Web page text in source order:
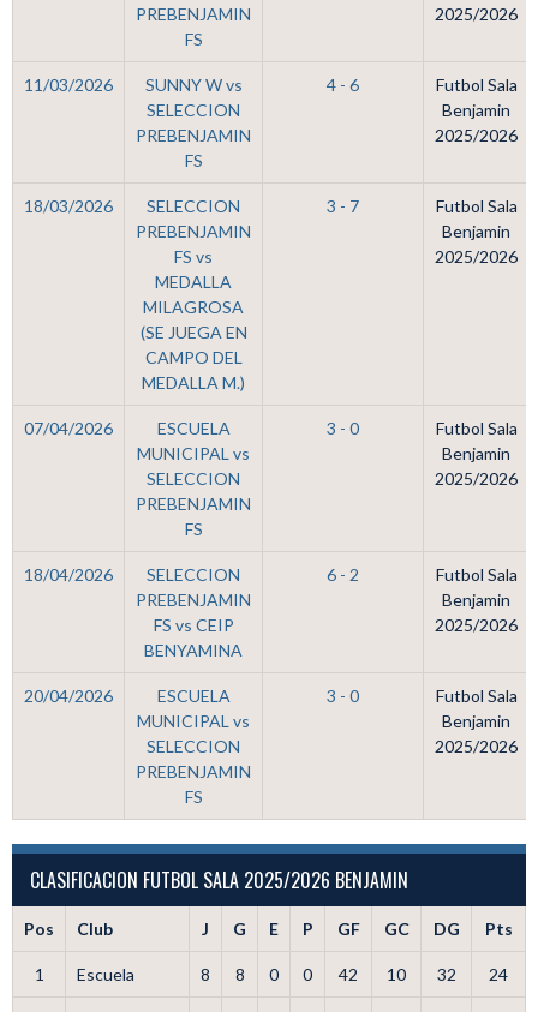
PREBENJAMIN
FS
2025/2026
11/03/2026
SUNNY W vs
SELECCION
PREBENJAMIN
FS
4 - 6
Futbol Sala
Benjamin
2025/2026
18/03/2026
SELECCION
PREBENJAMIN
FS vs
MEDALLA
MILAGROSA
(SE JUEGA EN
CAMPO DEL
MEDALLA M.)
3 - 7
Futbol Sala
Benjamin
2025/2026
07/04/2026
ESCUELA
MUNICIPAL vs
SELECCION
PREBENJAMIN
FS
3 - 0
Futbol Sala
Benjamin
2025/2026
18/04/2026
SELECCION
PREBENJAMIN
FS vs CEIP
BENYAMINA
6 - 2
Futbol Sala
Benjamin
2025/2026
20/04/2026
ESCUELA
MUNICIPAL vs
SELECCION
PREBENJAMIN
FS
3 - 0
Futbol Sala
Benjamin
2025/2026
CLASIFICACION FUTBOL SALA 2025/2026 BENJAMIN
Pos Club J G E P GF GC DG Pts
1 Escuela 8 8 0 0 42 10 32 24